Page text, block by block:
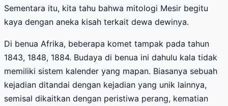
Sementara itu, kita tahu bahwa mitologi Mesir begitu
kaya dengan aneka kisah terkait dewa dewinya.
Di benua Afrika, beberapa komet tampak pada tahun
1843, 1848, 1884. Budaya di benua ini dahulu kala tidak
memiliki sistem kalender yang mapan. Biasanya sebuah
kejadian ditandai dengan kejadian yang unik lainnya,
semisal dikaitkan dengan peristiwa perang, kematian